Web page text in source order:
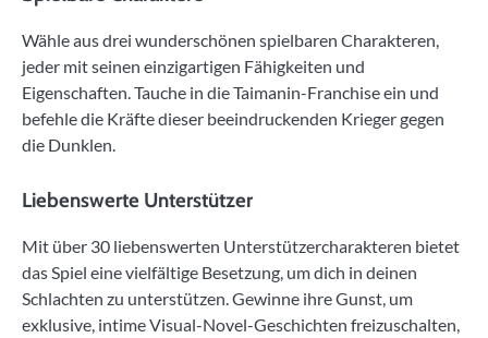
Wähle aus drei wunderschönen spielbaren Charakteren,
jeder mit seinen einzigartigen Fähigkeiten und
Eigenschaften. Tauche in die Taimanin-Franchise ein und
befehle die Kräfte dieser beeindruckenden Krieger gegen
die Dunklen.
Liebenswerte Unterstützer
Mit über 30 liebenswerten Unterstützercharakteren bietet
das Spiel eine vielfältige Besetzung, um dich in deinen
Schlachten zu unterstützen. Gewinne ihre Gunst, um
exklusive, intime Visual-Novel-Geschichten freizuschalten,